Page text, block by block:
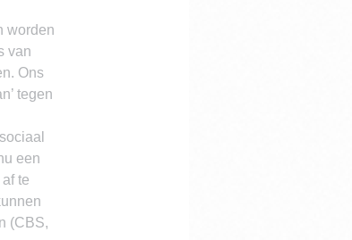
worden
van
Ons
tegen
een
te
(CBS,